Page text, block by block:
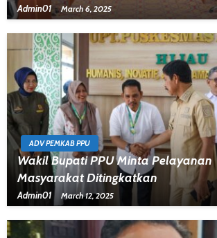
Admin01 March 6, 2025
ADV PEMKAB PPU
Wakil Bupati PPU Minta Pelayanan
Masyarakat Ditingkatkan
Admin01 March 12, 2025